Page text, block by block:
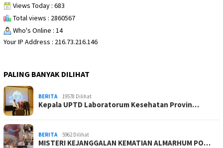
Views Today : 683
Total views : 2860567
Who's Online : 14
Your IP Address : 216.73.216.146
PALING BANYAK DILIHAT
BERITA 19578 Dilihat
Kepala UPTD Laboratorum Kesehatan Provin…
BERITA 5962 Dilihat
MISTERI KEJANGGALAN KEMATIAN ALMARHUM PO…